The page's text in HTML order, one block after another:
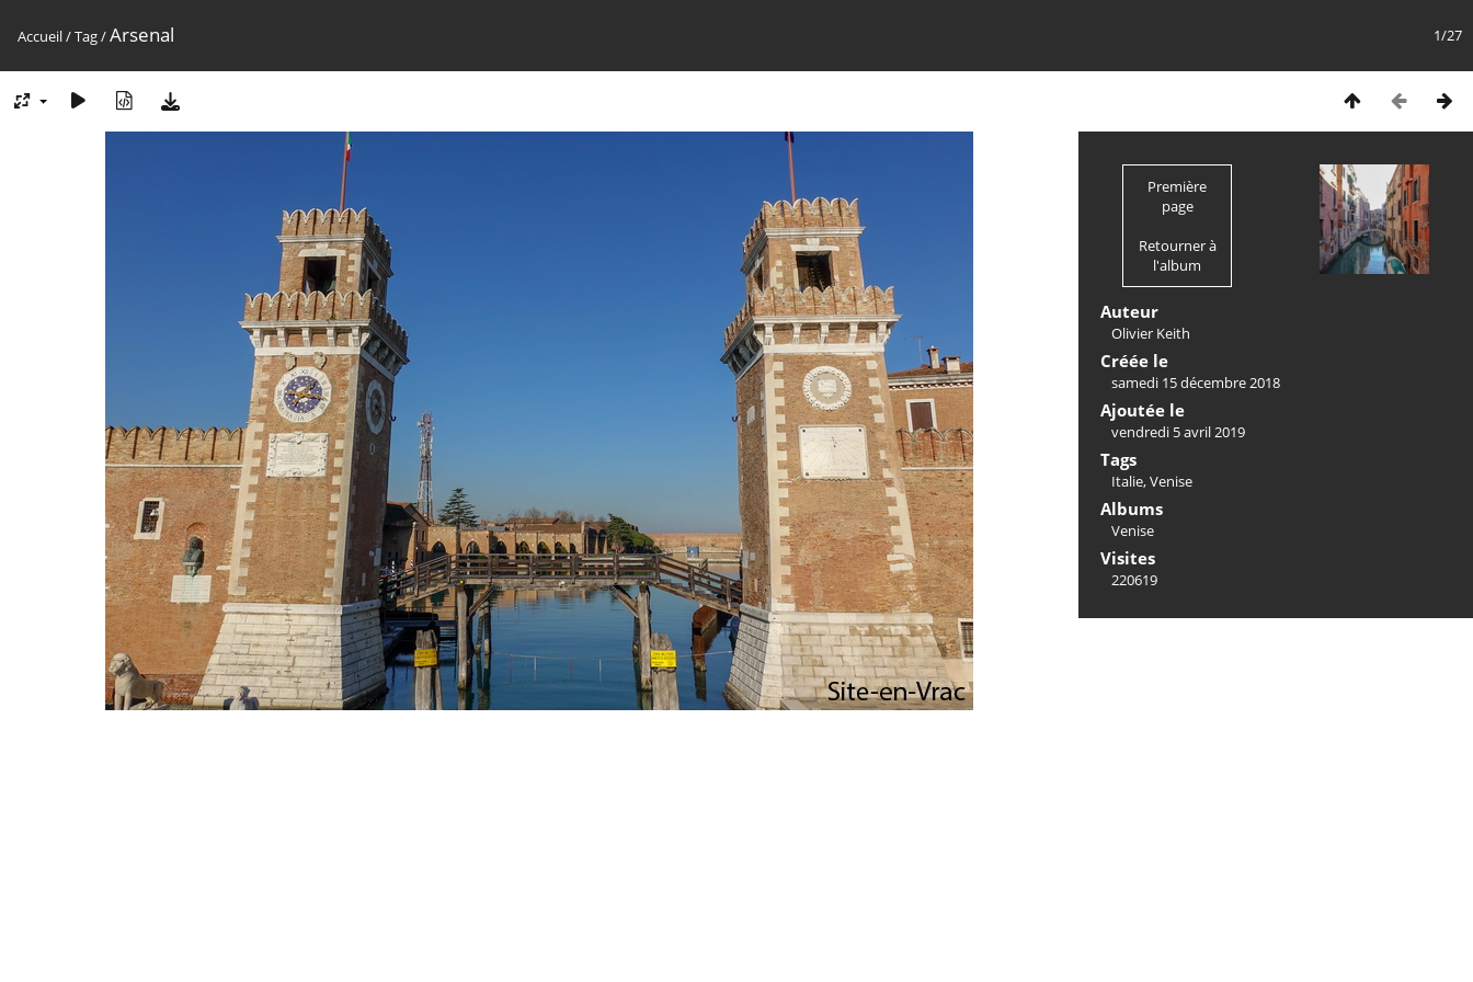
1/27
Accueil/Tag/Arsenal
Première
page
Retourner à
l'album
Auteur
Olivier Keith
Créée le
samedi 15 décembre 2018
Ajoutée le
vendredi 5 avril 2019
Tags
Italie,Venise
Albums
Venise
Visites
220619